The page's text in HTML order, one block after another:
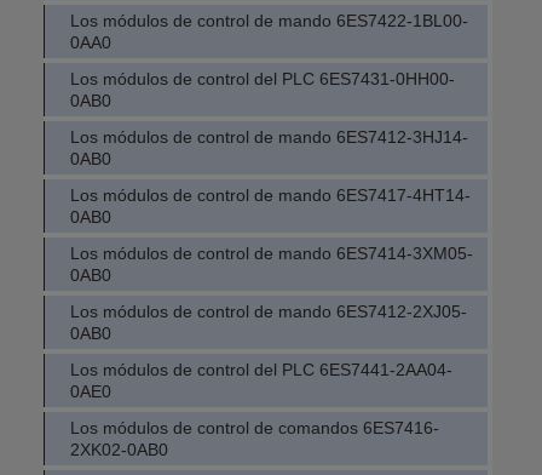
Los módulos de control de mando 6ES7422-1BL00-
0AA0
Los módulos de control del PLC 6ES7431-0HH00-
0AB0
Los módulos de control de mando 6ES7412-3HJ14-
0AB0
Los módulos de control de mando 6ES7417-4HT14-
0AB0
Los módulos de control de mando 6ES7414-3XM05-
0AB0
Los módulos de control de mando 6ES7412-2XJ05-
0AB0
Los módulos de control del PLC 6ES7441-2AA04-
0AE0
Los módulos de control de comandos 6ES7416-
2XK02-0AB0